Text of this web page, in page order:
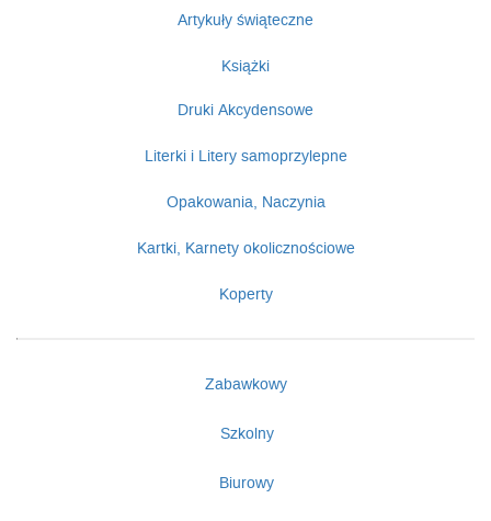
Artykuły świąteczne
Książki
Druki Akcydensowe
Literki i Litery samoprzylepne
Opakowania, Naczynia
Kartki, Karnety okolicznościowe
Koperty
Zabawkowy
Szkolny
Biurowy